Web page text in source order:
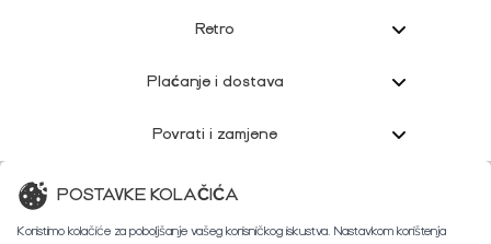
Retro
Plaćanje i dostava
Povrati i zamjene
Korisnička podrška
POSTAVKE KOLAČIĆA
Koristimo kolačiće za poboljšanje vašeg korisničkog iskustva. Nastavkom korištenja